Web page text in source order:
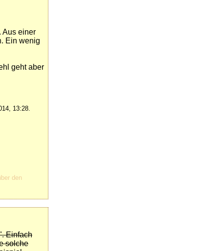
Aus einer
Ein wenig
geht aber
13:28.
den
Einfach
solche